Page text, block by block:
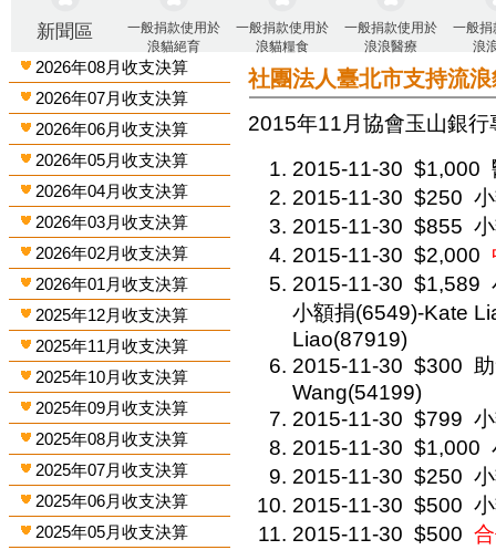
新聞區
一般捐款使用於
浪貓絕育
一般捐款使用於
浪貓糧食
一般捐款使用於
浪浪醫療
一般捐
浪
2026年08月收支決算
2026年07月收支決算
2026年06月收支決算
2026年05月收支決算
2026年04月收支決算
2026年03月收支決算
2026年02月收支決算
2026年01月收支決算
2025年12月收支決算
2025年11月收支決算
2025年10月收支決算
2025年09月收支決算
2025年08月收支決算
2025年07月收支決算
2025年06月收支決算
2025年05月收支決算
社團法人臺北市支持流
2015年11月 協會玉山銀
2015-11-30 $1,000
2015-11-30 $250
2015-11-30 $855
2015-11-30 $2,000
2015-11-30 $1,589
小額捐(6549)-Kate
Liao(87919)
2015-11-30 $300
Wang(54199)
2015-11-30 $799
2015-11-30 $1,000
2015-11-30 $250
2015-11-30 $500
2015-11-30 $500